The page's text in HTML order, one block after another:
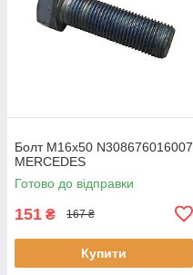
Болт M16x50 N308676016007
MERCEDES
Готово до відправки
151 ₴ 167 ₴
Купити